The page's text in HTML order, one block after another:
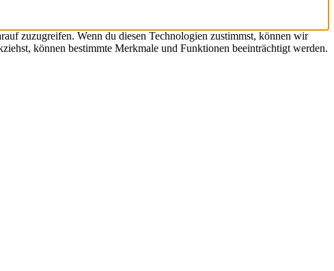
zuzugreifen. Wenn du diesen Technologien zustimmst, können wir
können bestimmte Merkmale und Funktionen beeinträchtigt werden.